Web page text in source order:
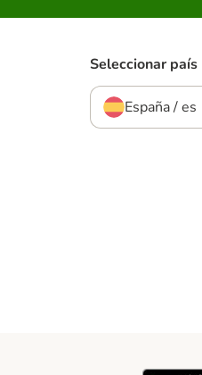
Seleccionar país
España / es